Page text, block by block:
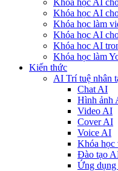
Khóa học AI
Khóa học AI
Khóa học làm
Khóa học AI
Khóa hoc AI
Khóa học làm
Kiến thức
AI Trí tuệ nhân
Chat AI
Hình ảnh
Video AI
Cover AI
Voice AI
Khóa học
Đào tạo
Ứng